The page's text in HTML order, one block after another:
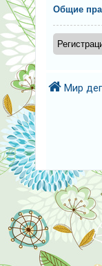
Т
е
м
ы
б
е
з
о
т
в
т
о
в
Общие
Мир